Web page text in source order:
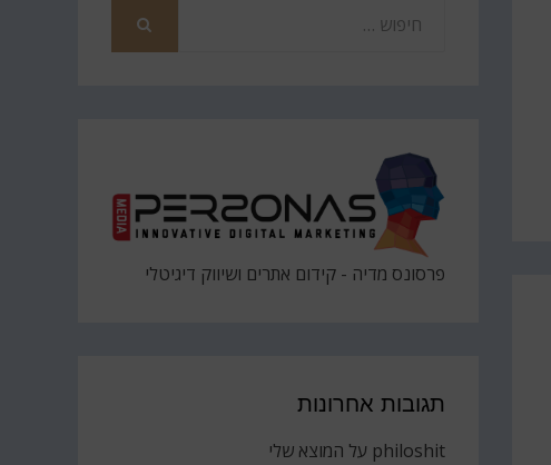
פרסונס מדיה - קידום אתרים ושיווק דיגיטלי
תגובות אחרונות
philoshit על המוצא שלי